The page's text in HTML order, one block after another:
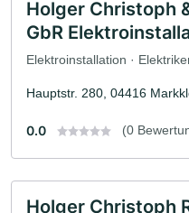
Holger Christoph
GbR
Elektroinstallation ·
Hauptstr. 280, 04416
0.0 (0
Holger Christoph